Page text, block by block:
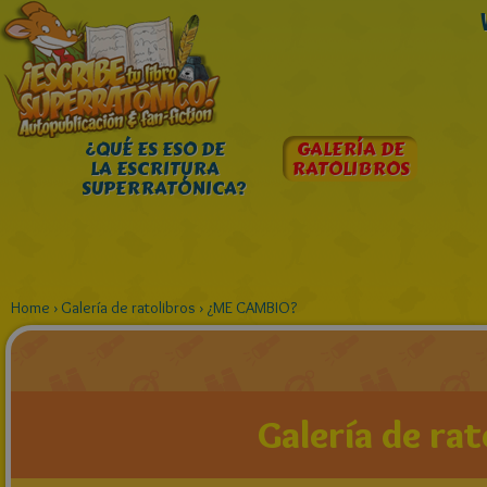
¿QUÉ ES ESO DE
LA ESCRITURA
SUPERRATÓNICA?
GALERÍA DE
RATOLIBROS
Home › Galería de ratolibros › ¿ME CAMBIO?
Galería de